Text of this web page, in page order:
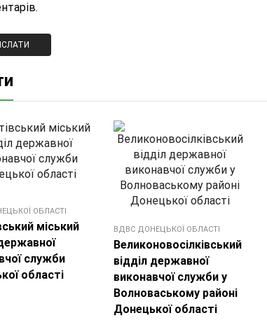
ОБЛАСТI
міський
служби
області
ВДВС ДОНЕЦЬКОЇ ОБЛАСТI
Великоновосілківський
відділ державної
виконавчої служби у
Волноваському районі
Донецької області